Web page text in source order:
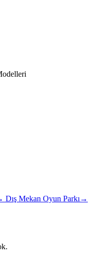
Dış Mekan Oyun Parkı →